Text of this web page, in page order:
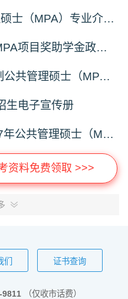
南京医科大学公共管理硕士（MPA）专业介绍（2027年）
2027年上海理工大学MPA项目奖助学金政策发布
同济大学2027非全日制公共管理硕士（MPA）奖学金方案
生电子宣传册
中国科学技术大学2027年公共管理硕士（MPA）专业学位研究生招生通知
资料免费领取 >>>
们 证书查询
9811 （仅收市话费）